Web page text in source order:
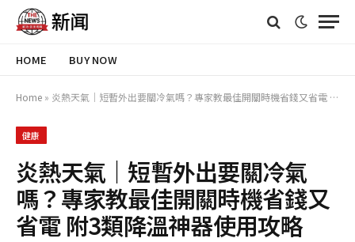
HOME BUY NOW
Home » 炎熱天氣｜短暫外出要關冷氣嗎？專家教最佳開關時機省錢又省電 附3類降溫神器使用攻略
健康
炎熱天氣｜短暫外出要關冷氣
嗎？專家教最佳開關時機省錢又
省電 附3類降溫神器使用攻略